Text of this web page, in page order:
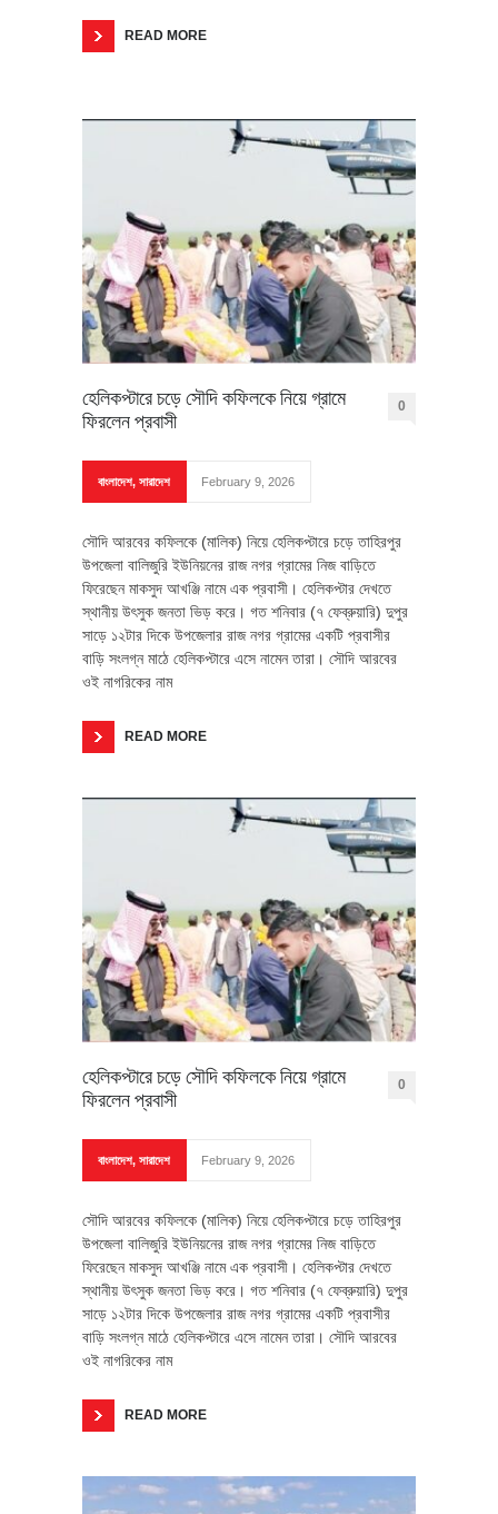
READ MORE
হেলিকপ্টারে চড়ে সৌদি কফিলকে নিয়ে গ্রামে
ফিরলেন প্রবাসী
0
বাংলাদেশ, সারাদেশ February 9, 2026
সৌদি আরবের কফিলকে (মালিক) নিয়ে হেলিকপ্টারে চড়ে তাহিরপুর
উপজেলা বালিজুরি ইউনিয়নের রাজ নগর গ্রামের নিজ বাড়িতে
ফিরেছেন মাকসুদ আখঞ্জি নামে এক প্রবাসী। হেলিকপ্টার দেখতে
স্থানীয় উৎসুক জনতা ভিড় করে। গত শনিবার (৭ ফেব্রুয়ারি) দুপুর
সাড়ে ১২টার দিকে উপজেলার রাজ নগর গ্রামের একটি প্রবাসীর
বাড়ি সংলগ্ন মাঠে হেলিকপ্টারে এসে নামেন তারা। সৌদি আরবের
ওই নাগরিকের নাম
READ MORE
হেলিকপ্টারে চড়ে সৌদি কফিলকে নিয়ে গ্রামে
ফিরলেন প্রবাসী
0
বাংলাদেশ, সারাদেশ February 9, 2026
সৌদি আরবের কফিলকে (মালিক) নিয়ে হেলিকপ্টারে চড়ে তাহিরপুর
উপজেলা বালিজুরি ইউনিয়নের রাজ নগর গ্রামের নিজ বাড়িতে
ফিরেছেন মাকসুদ আখঞ্জি নামে এক প্রবাসী। হেলিকপ্টার দেখতে
স্থানীয় উৎসুক জনতা ভিড় করে। গত শনিবার (৭ ফেব্রুয়ারি) দুপুর
সাড়ে ১২টার দিকে উপজেলার রাজ নগর গ্রামের একটি প্রবাসীর
বাড়ি সংলগ্ন মাঠে হেলিকপ্টারে এসে নামেন তারা। সৌদি আরবের
ওই নাগরিকের নাম
READ MORE